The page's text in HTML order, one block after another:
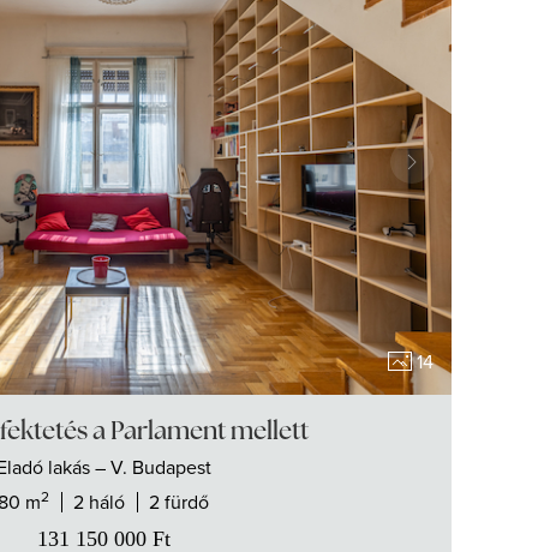
14
a Parlament mellett
lakás – V. Budapest
m2 2 háló 2 fürdő
131 150 000 Ft